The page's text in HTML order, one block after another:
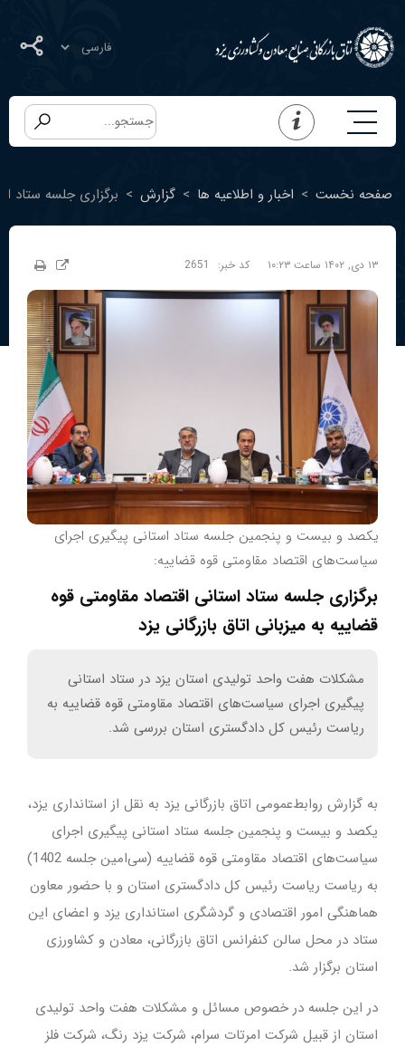
صفحه نخست > اخبار و اطلاعیه ها > گزارش > برگزاری جلسه ستاد
۱۳ دی, ۱۴۰۲ ساعت ۱۰:۲۳ کد خبر:
یکصد و بیست و پنجمین جلسه ستاد استانی پیگیری اجرای
سیاست‌های اقتصاد مقاومتی قوه قضاییه:
برگزاری جلسه ستاد استانی اقتصاد مقاومتی قوه
قضاییه به میزبانی اتاق بازرگانی یزد
مشکلات هفت واحد تولیدی استان یزد در ستاد استانی
پیگیری اجرای سیاست‌های اقتصاد مقاومتی قوه قضاییه به
ریاست رئیس کل دادگستری استان بررسی شد.
به گزارش روابط‌عمومی اتاق بازرگانی یزد به نقل از استانداری یزد،
یکصد و بیست و پنجمین جلسه ستاد استانی پیگیری اجرای
سیاست‌های اقتصاد مقاومتی قوه قضاییه (سی‌امین جلسه 1402)
به ریاست ریاست رئیس کل دادگستری استان و با حضور معاون
هماهنگی امور اقتصادی و گردشگری استانداری یزد و اعضای این
ستاد در محل سالن کنفرانس اتاق بازرگانی، معادن و کشاورزی
استان برگزار شد.
در این جلسه در خصوص مسائل و مشکلات هفت واحد تولیدی
استان از قبیل شرکت‌ امرتات سرام، شرکت یزد رنگ، شرکت فلز